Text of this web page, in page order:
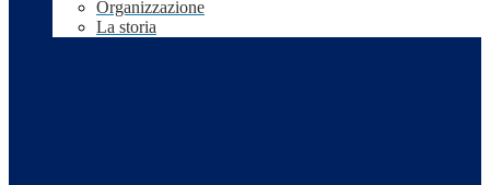
Organizzazione
La storia